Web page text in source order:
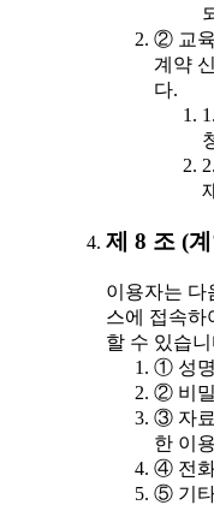
② 교육
계약
다.
제 8 조 (
이용자는 다
스에 접속하
할 수 있습
① 성명
② 비
③ 자료
한 이
④ 전화
⑤ 기타